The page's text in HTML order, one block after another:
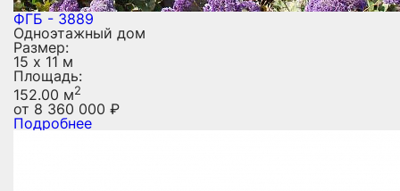
ФГБ - 3889
Одноэтажный дом
Размер:
15 х 11 м
Площадь:
152.00 м2
от 8 360 000 ₽
Подробнее